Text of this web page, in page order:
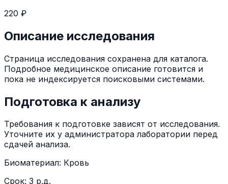
220 ₽
Описание исследования
Страница исследования сохранена для каталога.
Подробное медицинское описание готовится и
пока не индексируется поисковыми системами.
Подготовка к анализу
Требования к подготовке зависят от исследования.
Уточните их у администратора лаборатории перед
сдачей анализа.
Биоматериал: Кровь
Срок: 3 р.д.